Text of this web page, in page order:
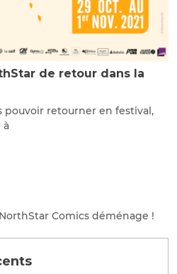
de retour dans la
pouvoir retourner en festival,
à
NorthStar Comics déménage !